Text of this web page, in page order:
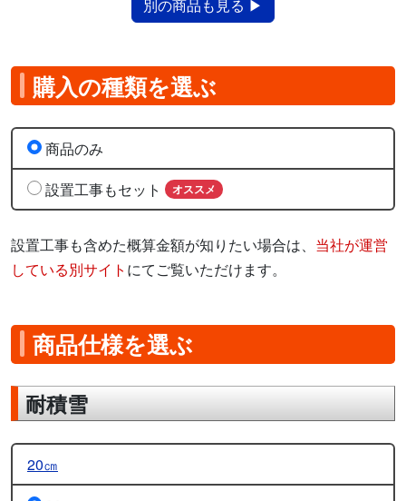
別の商品も見る ▶
購入の種類を選ぶ
設置工事も含めた概算金額が知りたい場合は、 当社が運営
している別サイト にてご覧いただけます。
商品のみ
設置工事もセット
オススメ
商品仕様を選ぶ
耐積雪
20㎝